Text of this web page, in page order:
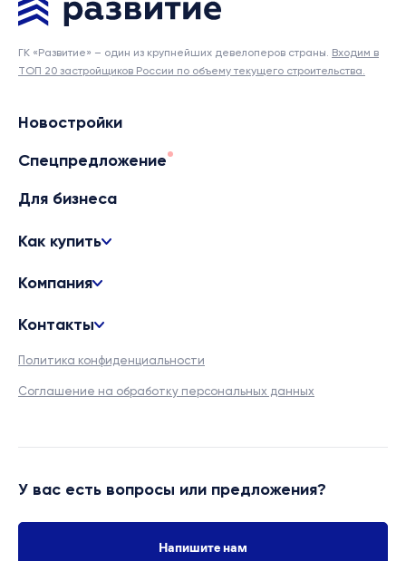
ГК «Развитие» – один из крупнейших девелоперов страны. Входим в
ТОП 20 застройщиков России по объему текущего строительства.
Новостройки
Спецпредложение
Для бизнеса
Как купить
Компания
Контакты
Политика конфиденциальности
Соглашение на обработку персональных данных
У вас есть вопросы или предложения?
Напишите нам